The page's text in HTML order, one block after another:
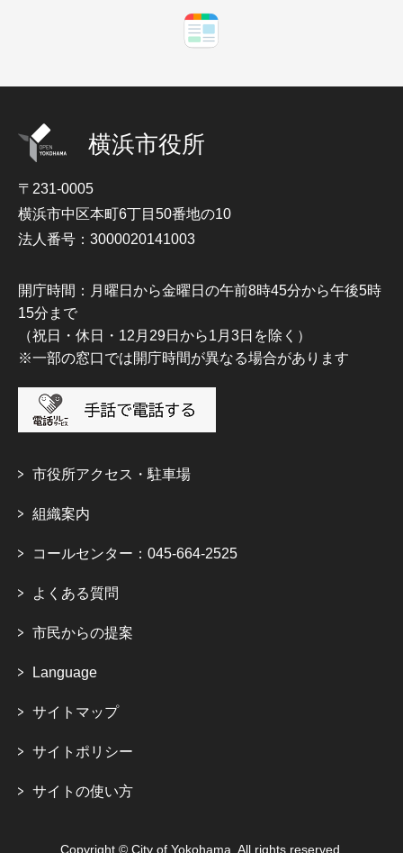
横浜市役所
〒231-0005
横浜市中区本町6丁目50番地の10
法人番号：3000020141003
開庁時間：月曜日から金曜日の午前8時45分から午後5時
15分まで
（祝日・休日・12月29日から1月3日を除く）
※一部の窓口では開庁時間が異なる場合があります
市役所アクセス・駐車場
組織案内
コールセンター：045-664-2525
よくある質問
市民からの提案
Language
サイトマップ
サイトポリシー
サイトの使い方
Copyright © City of Yokohama. All rights reserved.